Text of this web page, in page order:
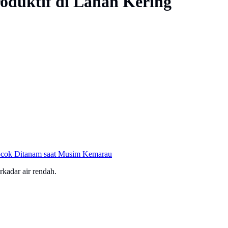
Ditanam saat Musim Kemarau
air rendah.